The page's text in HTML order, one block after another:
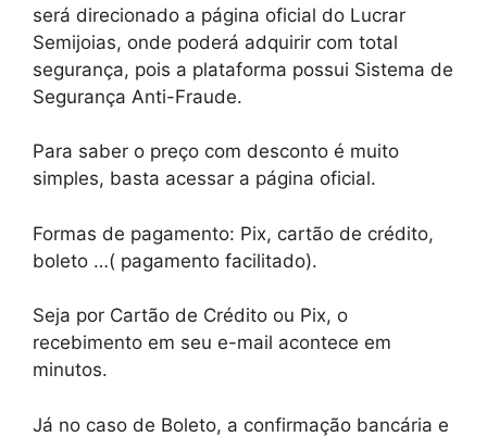
será direcionado a página oficial do Lucrar
Semijoias, onde poderá adquirir com total
segurança, pois a plataforma possui Sistema de
Segurança Anti-Fraude.
Para saber o preço com desconto é muito
simples, basta acessar a página oficial.
Formas de pagamento: Pix, cartão de crédito,
boleto …( pagamento facilitado).
Seja por Cartão de Crédito ou Pix, o
recebimento em seu e-mail acontece em
minutos.
Já no caso de Boleto, a confirmação bancária e